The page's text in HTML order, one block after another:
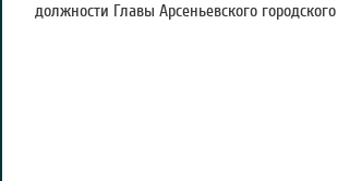
должности Главы Арсеньевского городского